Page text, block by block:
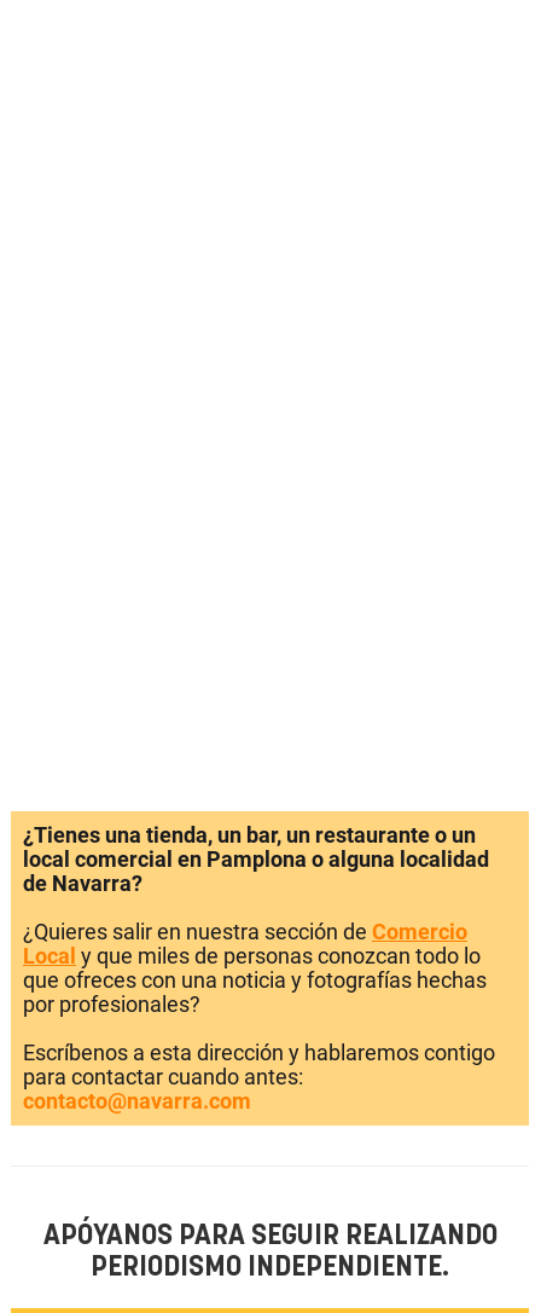
¿Tienes una tienda, un bar, un restaurante o un
local comercial en Pamplona o alguna localidad
de Navarra?
¿Quieres salir en nuestra sección de Comercio
Local y que miles de personas conozcan todo lo
que ofreces con una noticia y fotografías hechas
por profesionales?
Escríbenos a esta dirección y hablaremos contigo
para contactar cuando antes:
contacto@navarra.com
APÓYANOS PARA SEGUIR REALIZANDO
PERIODISMO INDEPENDIENTE.